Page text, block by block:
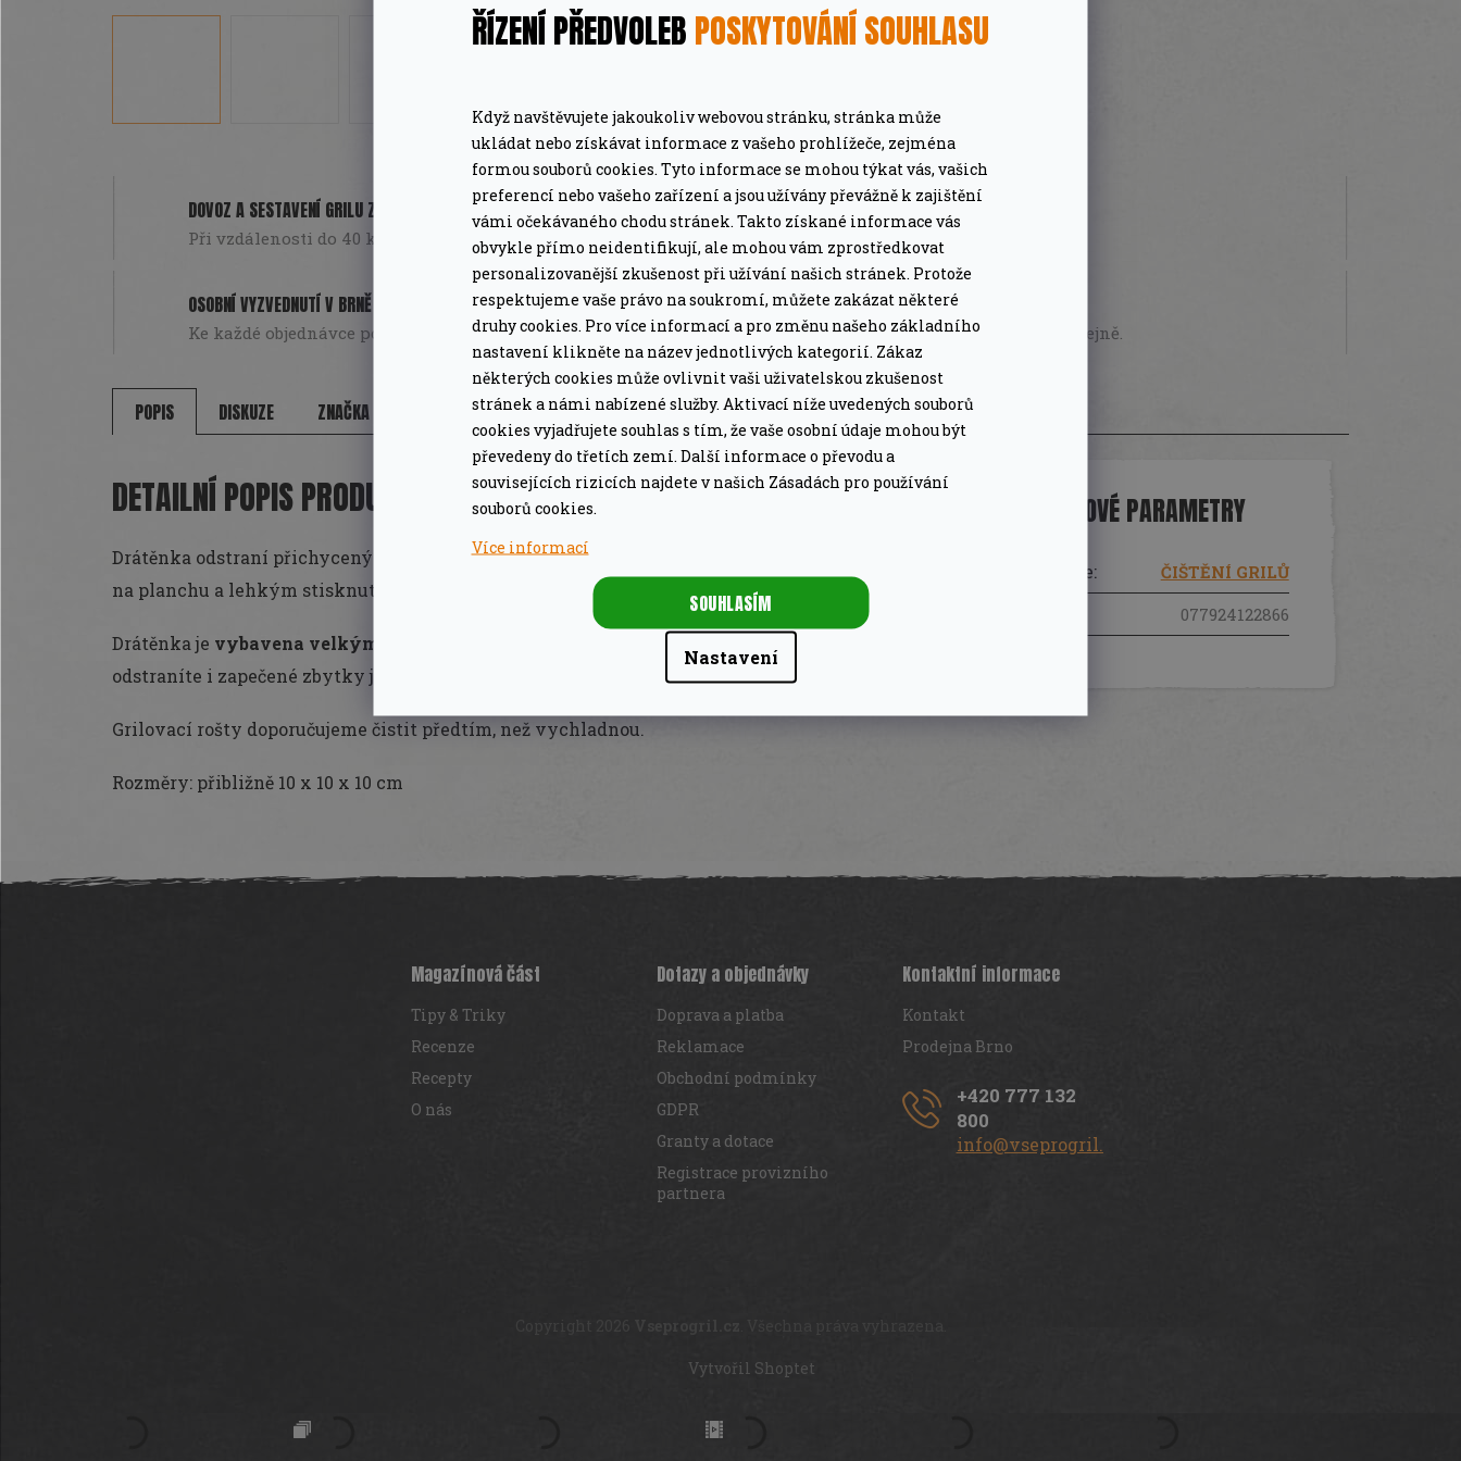
ŘÍZENÍ PŘEDVOLEB POSKYTOVÁNÍ SOUHLASU
Když navštěvujete jakoukoliv webovou stránku, stránka může
ukládat nebo získávat informace z vašeho prohlížeče, zejména
formou souborů cookies. Tyto informace se mohou týkat vás, vašich
preferencí nebo vašeho zařízení a jsou užívány převážně k zajištění
vámi očekávaného chodu stránek. Takto získané informace vás
obvykle přímo neidentifikují, ale mohou vám zprostředkovat
personalizovanější zkušenost při užívání našich stránek. Protože
respektujeme vaše právo na soukromí, můžete zakázat některé
druhy cookies. Pro více informací a pro změnu našeho základního
nastavení klikněte na název jednotlivých kategorií. Zákaz
některých cookies může ovlivnit vaši uživatelskou zkušenost
stránek a námi nabízené služby. Aktivací níže uvedených souborů
cookies vyjadřujete souhlas s tím, že vaše osobní údaje mohou být
převedeny do třetích zemí. Další informace o převodu a
souvisejících rizicích najdete v našich Zásadách pro používání
souborů cookies.
Více informací
Nastavení
SOUHLASÍM
DOVOZ A SESTAVENÍ GRILU ZDARMA
Při vzdálenosti do 40 km od Brna. Pouze pro grily nad 15 tis. Kč.
MÁTE DOPRAVU ZDARMA
Při objednávce nad 2 000 Kč
OSOBNÍ VYZVEDNUTÍ V BRNĚ
Ke každé objednávce poukázka na další nákup jako dárek
PROFESIONÁLNÍ PORADENSTVÍ
Poradíme online i osobně na prodejně.
POPIS DISKUZE ZNAČKA
DETAILNÍ POPIS PRODUKTU
Drátěnka odstraní přichycený pokrm a ochrání hladký povrch planchy. Stačí položit drátěnku
na planchu a lehkým stisknutím tlačítka na rukojeti uvolnit čisticí prostředek.
Drátěnka je vybavena velkým množstvím nerezových vláken
odstraníte i zapečené zbytky jídla a přitom
nepoškrábete ani litinový povrch.
Grilovací rošty doporučujeme čistit předtím, než vychladnou.
Rozměry: přibližně 10 x 10 x 10 cm
DOPLŇKOVÉ PARAMETRY
Kategorie: ČIŠTĚNÍ GRILŮ
077924122866
á
Magazínová část
Tipy & Triky
Recenze
Recepty
O nás
Dotazy a objednávky
Doprava a platba
Reklamace
Obchodní podmínky
GDPR
Granty a dotace
Registrace provizního
partnera
Kontaktní informace
Kontakt
Prodejna Brno
+420 777 132
800
info@vseprogril.cz
Vytvořil Shoptet